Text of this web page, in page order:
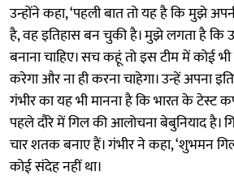
उन्होंने कहा, ‘पहली बात तो यह है कि मुझे
है, वह इतिहास बन चुकी है। मुझे लगता है कि
बनाना चाहिए। सच कहूं तो इस टीम में कोई
करेगा और ना ही करना चाहेगा। उन्हें अपना
गंभीर का यह भी मानना है कि भारत के टेस्ट
पहले दौरे में गिल की आलोचना बेबुनियाद है।
चार शतक बनाए हैं। गंभीर ने कहा, ‘शुभमन
कोई संदेह नहीं था।